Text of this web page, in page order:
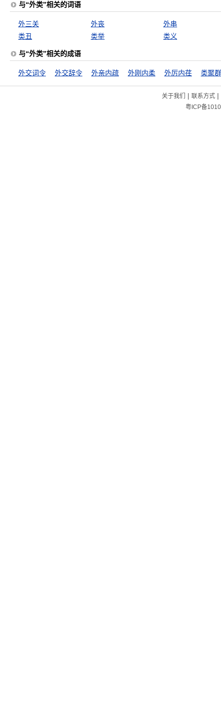
与“外类”相关的词语
外三关 外丧
外串
类丑
类举 类义
与“外类”相关的成语
外交词令 外交辞令 外亲内疏 外刚内柔 外厉内荏 类聚
关于我们 | 联系方式|
粤ICP备